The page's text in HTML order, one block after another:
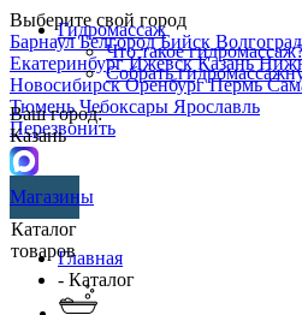
Выберите свой город
БарнаулБелгородБийск
ЕкатеринбургИжевскКазань
НовосибирскОренбургПермь
ТюменьЧебоксары Ярославль
Перезвонить
Гидромассаж
Что такое
Собрать
Ваш город:
Казань
Магазины
Каталог
товаровГлавная
- Каталог